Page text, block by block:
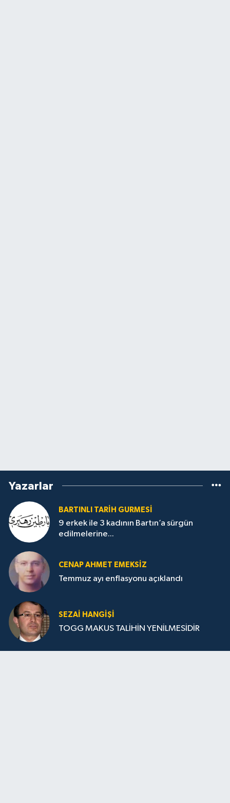
Yazarlar
BARTINLI TARIH GURMESI
9 erkek ile 3 kadının Bartın’a sürgün
edilmelerine...
CENAP AHMET EMEKSİZ
Temmuz ayı enflasyonu açıklandı
SEZAI HANGİŞİ
TOGG MAKUS TALİHİN YENİLMESİDİR